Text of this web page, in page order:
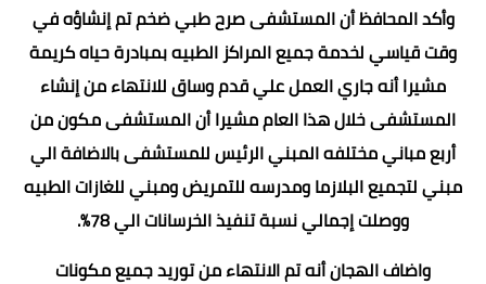
وأكد المحافظ أن المستشفى صرح طبي ضخم تم إنشاؤه في
وقت قياسي لخدمة جميع المراكز الطبيه بمبادرة حياه كريمة
مشيرا أنه جاري العمل علي قدم وساق للانتهاء من إنشاء
المستشفى خلال هذا العام مشيرا أن المستشفى مكون من
أربع مباني مختلفه المبني الرئيس للمستشفى بالاضافة الي
مبني لتجميع البلازما ومدرسه للتمريض ومبني للغازات الطبيه
ووصلت إجمالي نسبة تنفيذ الخرسانات الي 78%.
واضاف الهجان أنه تم الانتهاء من توريد جميع مكونات